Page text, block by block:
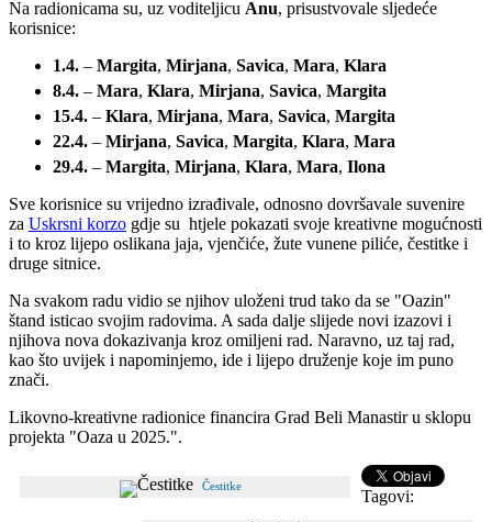
Na radionicama su, uz voditeljicu Anu, prisustvovale sljedeće
korisnice:
1.4. – Margita, Mirjana, Savica, Mara, Klara
8.4. – Mara, Klara, Mirjana, Savica, Margita
15.4. – Klara, Mirjana, Mara, Savica, Margita
22.4. – Mirjana, Savica, Margita, Klara, Mara
29.4. – Margita, Mirjana, Klara, Mara, Ilona
Sve korisnice su vrijedno izrađivale, odnosno dovršavale suvenire
za Uskrsni korzo gdje su htjele pokazati svoje kreativne mogućnosti
i to kroz lijepo oslikana jaja, vjenčiće, žute vunene piliće, čestitke i
druge sitnice.
Na svakom radu vidio se njihov uloženi trud tako da se "Oazin"
štand isticao svojim radovima. A sada dalje slijede novi izazovi i
njihova nova dokazivanja kroz omiljeni rad. Naravno, uz taj rad,
kao što uvijek i napominjemo, ide i lijepo druženje koje im puno
znači.
Likovno-kreativne radionice financira Grad Beli Manastir u sklopu
projekta "Oaza u 2025.".
Čestitke
Tagovi: